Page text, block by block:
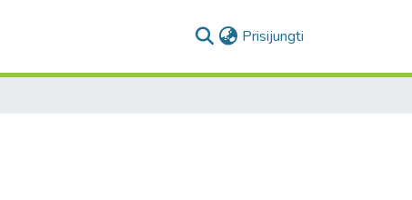
Prisijungti